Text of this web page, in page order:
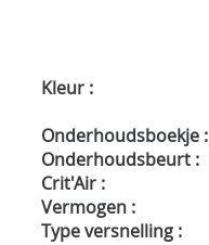
Kleur :
Onderhoudsboekje :
Onderhoudsbeurt :
Crit'Air :
Vermogen :
Type versnelling :